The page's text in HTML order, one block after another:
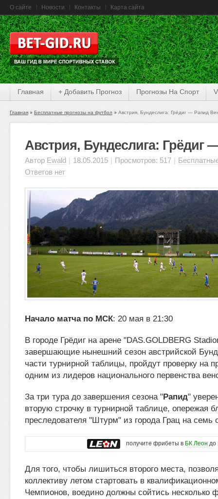
О сайте Новости Контакты Карта сайта
Главная + Добавить Прогноз Прогнозы На Спорт
Главная Бесплатные прогнозы на футбол Австрия, Бундеслига: Грёдиг — Рапид
Австрия, Бундеслига: Грёдиг
Автор Ewald | 18.05.2015 | Просмотров: 517 |
Ответов нет
Начало матча по МСК: 20 мая в 21:30
В городе Грёдиг на арене "DAS.GOLDBERG
завершающие нынешний сезон австрийской
части турнирной таблицы, пройдут проверку на
одним из лидеров национального первенства
За три тура до завершения сезона "Рапид"
вторую строчку в турнирной таблице, опережая
преследователя "Штурм" из города Грац на семь
получите фрибеты в БК Леон до
Для того, чтобы лишиться второго места,
коллективу летом стартовать в
Чемпионов, воедино должны сойтись несколько